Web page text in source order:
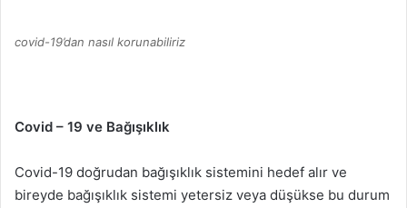
covid-19’dan nasıl korunabiliriz
Covid – 19 ve Bağışıklık
Covid-19 doğrudan bağışıklık sistemini hedef alır ve
bireyde bağışıklık sistemi yetersiz veya düşükse bu durum